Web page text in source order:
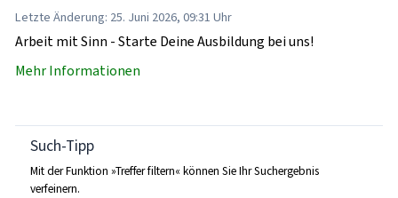
Letzte Änderung: 25. Juni 2026, 09:31 Uhr
Arbeit mit Sinn - Starte Deine Ausbildung bei uns!
Mehr Informationen
Such-Tipp
Mit der Funktion »Treffer filtern« können Sie Ihr Suchergebnis
verfeinern.